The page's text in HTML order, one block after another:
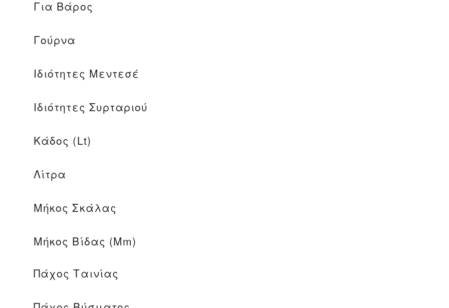
Για Βάρος
Γούρνα
Ιδιότητες Μεντεσέ
Ιδιότητες Συρταριού
Κάδος (lt)
Λίτρα
Μήκος Σκάλας
Μήκος Βίδας (mm)
Πάχος Ταινίας